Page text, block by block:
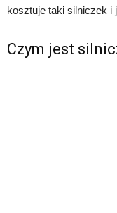
kosztuje taki silniczek i
Czym jest